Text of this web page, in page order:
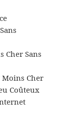
Cher Sans
Moins Cher
Coûteux